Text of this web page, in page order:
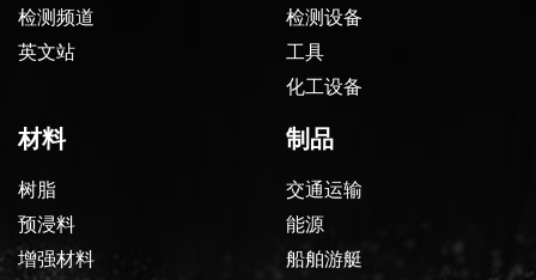
检测频道
英文站
检测设备
工具
化工设备
材料
树脂
预浸料
增强材料
制品
交通运输
能源
船舶游艇